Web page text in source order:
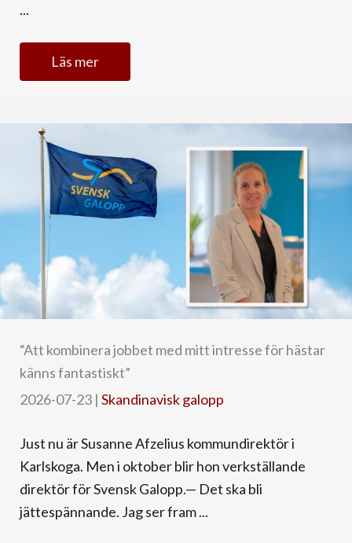
...
Läs mer
“Att kombinera jobbet med mitt intresse för hästar
känns fantastiskt”
2026-07-23 | Skandinavisk galopp
Just nu är Susanne Afzelius kommundirektör i
Karlskoga. Men i oktober blir hon verkställande
direktör för Svensk Galopp.— Det ska bli
jättespännande. Jag ser fram ...